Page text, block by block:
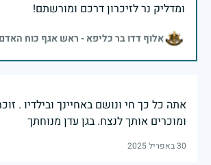
ומדליק נר לזיכרון דרכם ומורשתם!
אלוף דדו בר כליפא - ראש אגף כוח
אתה כל כך חי ונושם באחיינך ובילדיו .
ומוכרים אותך לנצח. בגן עדן מנוחתך
30 באפריל 2025